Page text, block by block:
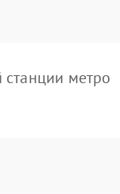
метро